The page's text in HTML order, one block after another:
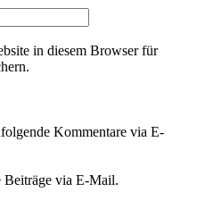
in diesem Browser für
Kommentare via E-
Beiträge via E-Mail.